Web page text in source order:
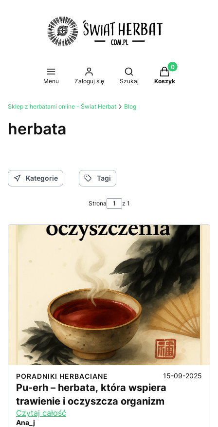
Menu Zaloguj się
Otwórz wyszukiwarkę
Szukaj
Produkty w
Koszyk
Sklep z herbatami online - Świat Herbat Blog
herbata
Kategorie Tagi
Strona z 1
PORADNIKI HERBACIANE 15-09-2025
Pu-erh – herbata, która wspiera
trawienie i oczyszcza organizm
Czytaj całość
Ana_j